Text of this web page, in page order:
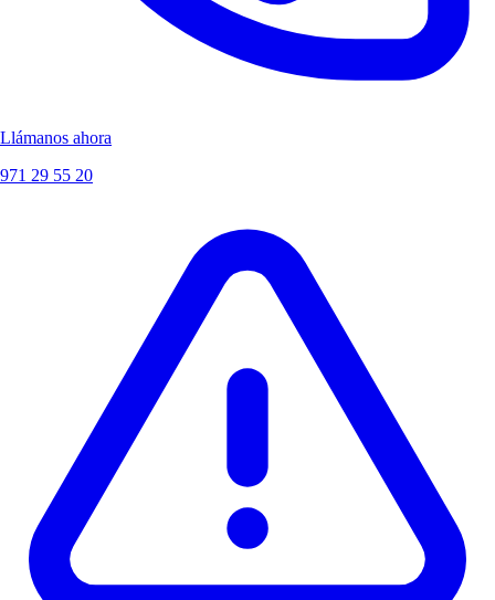
Llámanos ahora
971 29 55 20